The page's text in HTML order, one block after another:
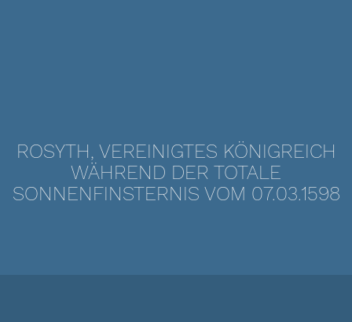
ROSYTH, VEREINIGTES KÖNIGREICH
WÄHREND DER TOTALE
SONNENFINSTERNIS VOM 07.03.1598